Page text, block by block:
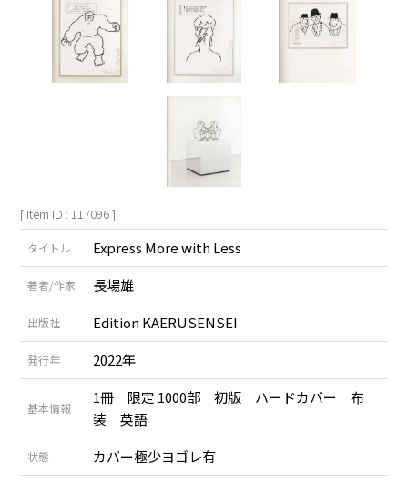
[ Item ID : 117096 ]
タイトル Express More with Less
著者/作家 長場雄
出版社 Edition KAERUSENSEI
発行年 2022年
基本情報
1冊 限定 1000部 初版 ハードカバー 布
装 英語
状態 カバー極少ヨゴレ有